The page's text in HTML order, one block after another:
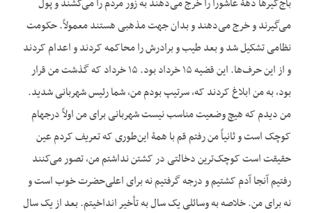
می‌گیرند و خرج می‌دهند و بدان جهت مذهبی هستند معمولاً. حکومت
نظامی ‌تشکیل شد و بعد طیب و برادرش را محاکمه کردند و اعدام کردند
و از این حرف‌ها. این قضیه ۱۵ خرداد بود. ۱۵ خرداد که گذشت من قرار
بود، به من ابلاغ کردند که، سرتیپ بودم من، شما رئیس شهربانی شدید.
من دیدم که هیچ وضعیت مناسب نیست شهربانی برای من اولاً درجه‏ام
کوچک است و ثانیاً من رفتم قم با همۀ این‌طوری که تعریف کردم عین
حقیقت است کوچک‌ترین دخالتی در کشتن نداشتم من، تصور می‌کنند
رفتیم آنجا آدم کشتیم و درجه گرفتیم نه برای اعلی‌حضرت خوب است و
نه برای من. خلاصه به وسائلی یک سال به تأخیر انداخیتم. بعد از یک سال